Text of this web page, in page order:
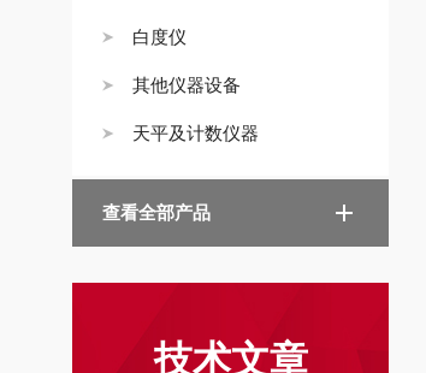
白度仪
其他仪器设备
天平及计数仪器
查看全部产品
技术文章